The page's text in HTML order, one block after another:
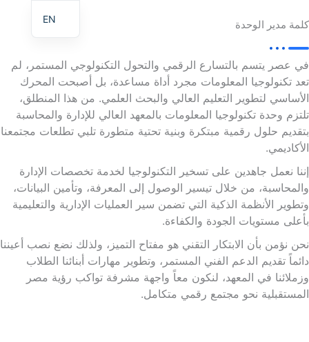
كلمة مدير الوحدة
في عصر يتسم بالتسارع الرقمي والتحول التكنولوجي المستمر، لم
تعد تكنولوجيا المعلومات مجرد أداة مساعدة، بل أصبحت المحرك
الأساسي لتطوير التعليم العالي والبحث العلمي. من هذا المنطلق،
تلتزم وحدة تكنولوجيا المعلومات بالمعهد العالي للإدارة والمحاسبة
بتقديم حلول رقمية مبتكرة وبنية تحتية متطورة تلبي تطلعات مجتمعنا
الأكاديمي.
إننا نعمل جاهدين على تسخير التكنولوجيا لخدمة تخصصات الإدارة
والمحاسبة، من خلال تيسير الوصول إلى المعرفة، وتأمين البيانات،
وتطوير الأنظمة الذكية التي تضمن سير العمليات الإدارية والتعليمية
بأعلى مستويات الجودة والكفاءة.
نحن نؤمن بأن الابتكار التقني هو مفتاح التميز، ولذلك نضع نصب أعيننا
دائماً تقديم الدعم الفني المستمر، وتطوير مهارات أبنائنا الطلاب
وزملائنا في المعهد، لنكون معاً واجهة مشرفة تواكب رؤية مصر
المستقبلية نحو مجتمع رقمي متكامل.
EN